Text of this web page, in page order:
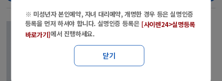
※ 미성년자 본인예약, 자녀 대리예약, 개명한 경우 등은 실명인증
등록을 먼저 하셔야 합니다. 실명인증 등록은 [사이렌24>실명등록
바로가기]에서 진행하세요.
닫기
김무성 교수
신경외과
두통,감마나이프(무혈뇌)수술,뇌종양,
파킨슨병,뇌졸중